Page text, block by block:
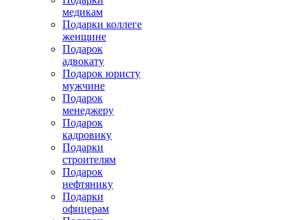
медикам
Подарки коллеге
женщине
Подарок
адвокату
Подарок юристу
мужчине
Подарок
менеджеру
Подарок
кадровику
Подарки
строителям
Подарок
нефтянику
Подарки
офицерам